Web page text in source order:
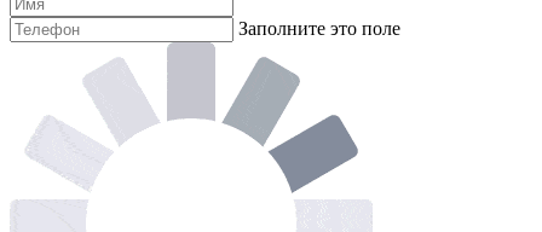
Заполните это поле